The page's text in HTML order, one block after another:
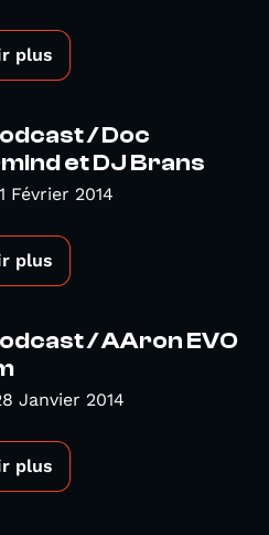
plus
/ Doc
et DJ Brans
Février 2014
plus
/ AAron EVO
Janvier 2014
plus